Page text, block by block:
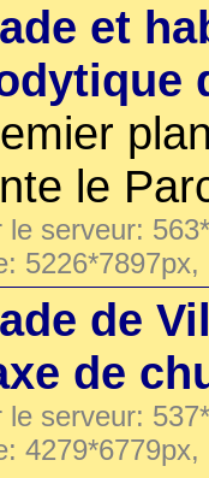
et
le
le serveur:
de
de
le serveur: